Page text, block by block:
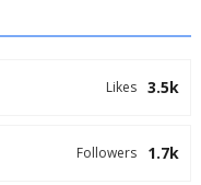
3.5k
Likes
1.7k
Followers